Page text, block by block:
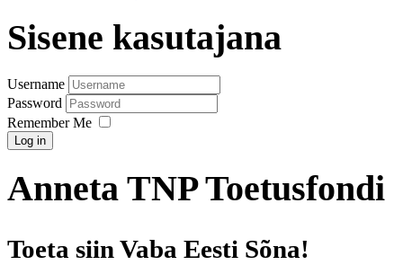
Sisene kasutajana
Username
Password
Remember Me
Log in
Anneta TNP Toetusfondi
Toeta siin Vaba Eesti Sõna!